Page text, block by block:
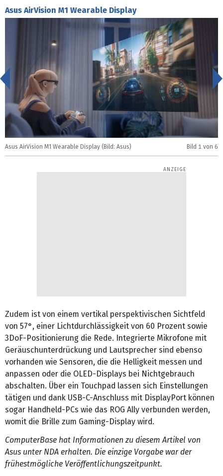
Asus AirVision M1 Wearable Display
Asus AirVision M1 Wearable Display (Bild: Asus) Bild 1 von 6
<
Zudem ist von einem vertikal perspektivischen Sichtfeld
von 57°, einer Lichtdurchlässigkeit von 60 Prozent sowie
3DoF-Positionierung die Rede. Integrierte Mikrofone mit
Geräuschunterdrückung und Lautsprecher sind ebenso
vorhanden wie Sensoren, die die Helligkeit messen und
anpassen oder die OLED-Displays bei Nichtgebrauch
abschalten. Über ein Touchpad lassen sich Einstellungen
tätigen und dank USB-C-Anschluss mit DisplayPort können
sogar Handheld-PCs wie das ROG Ally verbunden werden,
womit die Brille zum Gaming-Display wird.
ComputerBase hat Informationen zu diesem Artikel von
Asus unter NDA erhalten. Die einzige Vorgabe war der
frühestmögliche Veröffentlichungszeitpunkt.